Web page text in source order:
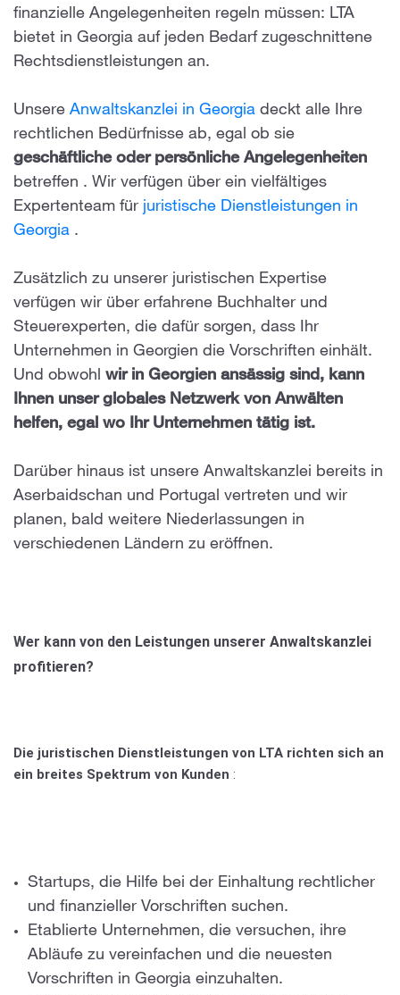
finanzielle Angelegenheiten regeln müssen: LTA
bietet in Georgia auf jeden Bedarf zugeschnittene
Rechtsdienstleistungen an.
Unsere Anwaltskanzlei in Georgia deckt alle Ihre
rechtlichen Bedürfnisse ab, egal ob sie
geschäftliche oder persönliche Angelegenheiten
betreffen . Wir verfügen über ein vielfältiges
Expertenteam für juristische Dienstleistungen in
Georgia .
Zusätzlich zu unserer juristischen Expertise
verfügen wir über erfahrene Buchhalter und
Steuerexperten, die dafür sorgen, dass Ihr
Unternehmen in Georgien die Vorschriften einhält.
Und obwohl wir in Georgien ansässig sind, kann
Ihnen unser globales Netzwerk von Anwälten
helfen, egal wo Ihr Unternehmen tätig ist.
Darüber hinaus ist unsere Anwaltskanzlei bereits in
Aserbaidschan und Portugal vertreten und wir
planen, bald weitere Niederlassungen in
verschiedenen Ländern zu eröffnen.
Wer kann von den Leistungen unserer Anwaltskanzlei
profitieren?
Die juristischen Dienstleistungen von LTA richten sich an
ein breites Spektrum von Kunden :
Startups, die Hilfe bei der Einhaltung rechtlicher
und finanzieller Vorschriften suchen.
Etablierte Unternehmen, die versuchen, ihre
Abläufe zu vereinfachen und die neuesten
Vorschriften in Georgia einzuhalten.